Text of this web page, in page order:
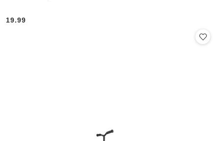
Cena:
19.99